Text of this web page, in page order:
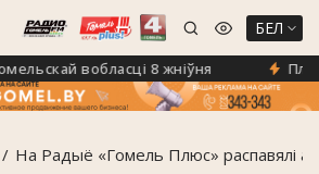
БЕЛ
вобласці 8 жніўня
На Радыё «Гомель Плюс» распавялі